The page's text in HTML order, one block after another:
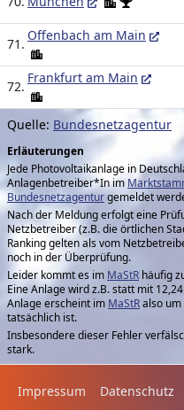
71.
Offenbach am Main
72.
Frankfurt am Main
Quelle: Bundesnetzagentur
Erläuterungen
Jede Photovoltaikanlage in
Anlagenbetreiber*In im
Bundesnetzagenturgemeldet
Nach der Meldung erfolgt eine
Netzbetreiber (z.B. die örtlichen
Ranking gelten als vom
noch in der Überprüfung.
Leider kommt es im MaStR häufig
Eine Anlage wird z.B. statt mit
Anlage erscheint im MaStRalso
tatsächlich ist.
Insbesondere dieser Fehler
stark.
Impressum Datenschutz